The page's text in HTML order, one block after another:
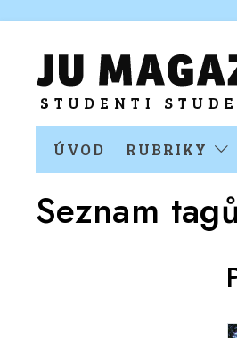
ÚVOD RUBRIKY
Seznam tagů